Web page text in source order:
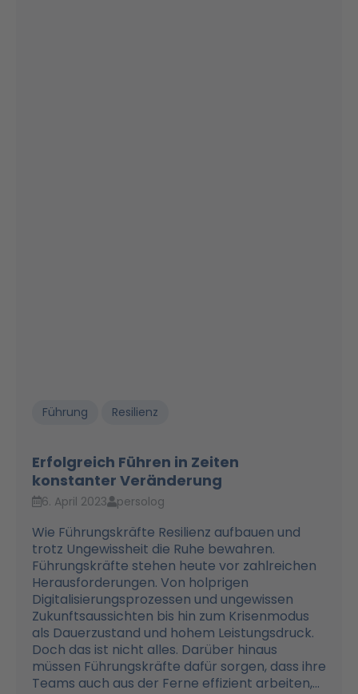
Führung Resilienz
Erfolgreich Führen in Zeiten
konstanter Veränderung
6. April 2023 persolog
Wie Führungskräfte Resilienz aufbauen und
trotz Ungewissheit die Ruhe bewahren.
Führungskräfte stehen heute vor zahlreichen
Herausforderungen. Von holprigen
Digitalisierungsprozessen und ungewissen
Zukunftsaussichten bis hin zum Krisenmodus
als Dauerzustand und hohem Leistungsdruck.
Doch das ist nicht alles. Darüber hinaus
müssen Führungskräfte dafür sorgen, dass ihre
Teams auch aus der Ferne effizient arbeiten,...